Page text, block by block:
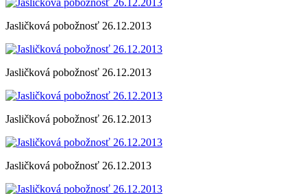
Jasličková pobožnosť 26.12.2013
Jasličková pobožnosť 26.12.2013
Jasličková pobožnosť 26.12.2013
Jasličková pobožnosť 26.12.2013